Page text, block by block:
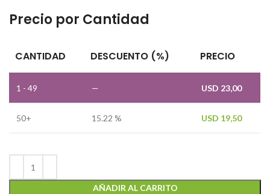
Precio por Cantidad
CANTIDAD DESCUENTO (%) PRECIO
1 - 49 — USD 23,00
50+ 15.22 % USD 19,50
AÑADIR AL CARRITO